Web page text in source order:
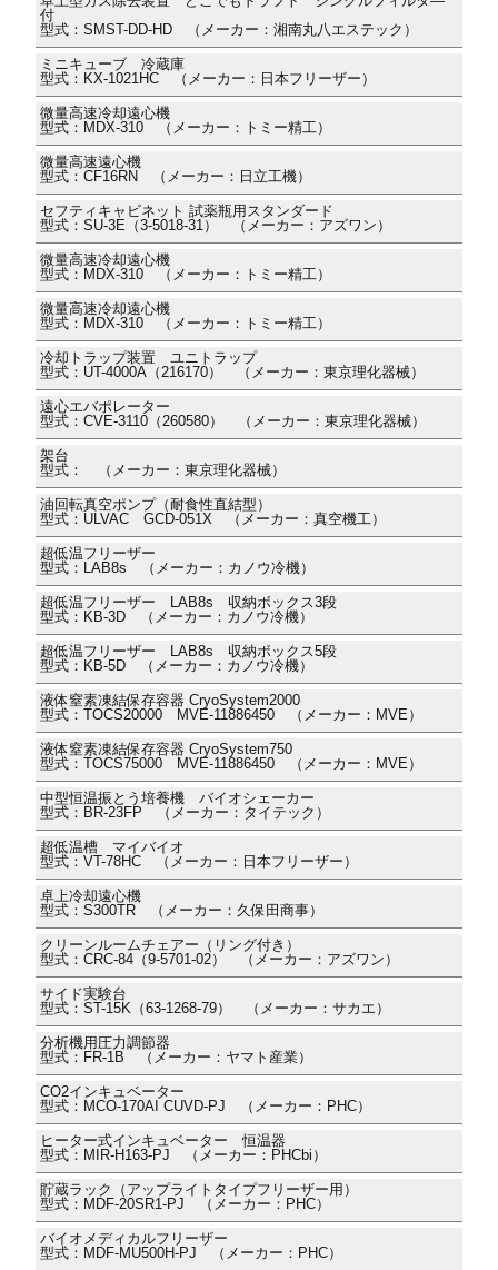
付
型式：SMST-DD-HD （メーカー：湘南丸八エステック）
ミニキューブ 冷蔵庫
型式：KX-1021HC （メーカー：日本フリーザー）
微量高速冷却遠心機
型式：MDX-310 （メーカー：トミー精工）
微量高速遠心機
型式：CF16RN （メーカー：日立工機）
セフティキャビネット 試薬瓶用スタンダード
型式：SU-3E（3-5018-31） （メーカー：アズワン）
微量高速冷却遠心機
型式：MDX-310 （メーカー：トミー精工）
微量高速冷却遠心機
型式：MDX-310 （メーカー：トミー精工）
冷却トラップ装置 ユニトラップ
型式：UT-4000A（216170） （メーカー：東京理化器械）
遠心エバポレーター
型式：CVE-3110（260580） （メーカー：東京理化器械）
架台
型式： （メーカー：東京理化器械）
油回転真空ポンプ（耐食性直結型）
型式：ULVAC GCD-051X （メーカー：真空機工）
超低温フリーザー
型式：LAB8s （メーカー：カノウ冷機）
超低温フリーザー LAB8s 収納ボックス3段
型式：KB-3D （メーカー：カノウ冷機）
超低温フリーザー LAB8s 収納ボックス5段
型式：KB-5D （メーカー：カノウ冷機）
液体窒素凍結保存容器 CryoSystem2000
型式：TOCS20000 MVE-11886450 （メーカー：MVE）
液体窒素凍結保存容器 CryoSystem750
型式：TOCS75000 MVE-11886450 （メーカー：MVE）
中型恒温振とう培養機 バイオシェーカー
型式：BR-23FP （メーカー：タイテック）
超低温槽 マイバイオ
型式：VT-78HC （メーカー：日本フリーザー）
卓上冷却遠心機
型式：S300TR （メーカー：久保田商事）
クリーンルームチェアー（リング付き）
型式：CRC-84（9-5701-02） （メーカー：アズワン）
サイド実験台
型式：ST-15K（63-1268-79） （メーカー：サカエ）
分析機用圧力調節器
型式：FR-1B （メーカー：ヤマト産業）
CO2インキュベーター
型式：MCO-170AI CUVD-PJ （メーカー：PHC）
ヒーター式インキュベーター 恒温器
型式：MIR-H163-PJ （メーカー：PHCbi）
貯蔵ラック（アップライトタイプフリーザー用）
型式：MDF-20SR1-PJ （メーカー：PHC）
バイオメディカルフリーザー
型式：MDF-MU500H-PJ （メーカー：PHC）